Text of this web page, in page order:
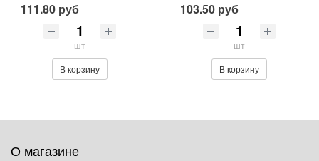
перламутром /1
111.80 руб
шт
В корзину
103.50 руб
шт
В корзину
О магазине